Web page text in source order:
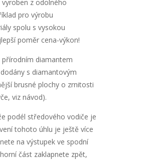
z odolného
pro výrobu
spolu s vysokou
poměr cena-výkon!
přírodním diamantem
s diamantovým
brusné plochy o zrnitosti
viz návod).
podél středového vodiče je
tohoto úhlu je ještě více
na výstupek ve spodní
část zaklapnete zpět,